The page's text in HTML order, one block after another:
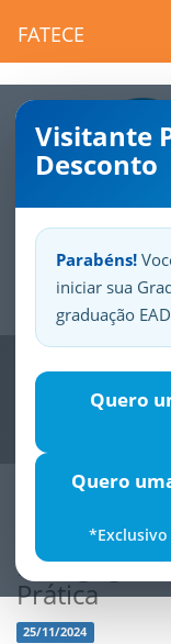
FATECE
Visitante
Desconto
Parabéns!
iniciar sua
graduação
Quero
Quero
*Exclusivo
Sua
Previous
Pedagogia
Prática
25/11/2024